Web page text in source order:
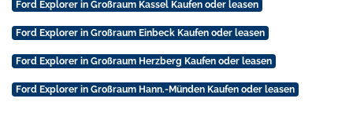
Ford Explorer in Großraum Kassel Kaufen oder leasen
Ford Explorer in Großraum Einbeck Kaufen oder leasen
Ford Explorer in Großraum Herzberg Kaufen oder leasen
Ford Explorer in Großraum Hann.-Münden Kaufen oder leasen